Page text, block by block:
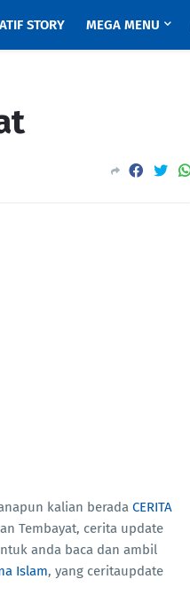
STORY MEGA MENU
kalian berada CERITA
Tembayat, cerita update
anda baca dan ambil
Islam, yang ceritaupdate